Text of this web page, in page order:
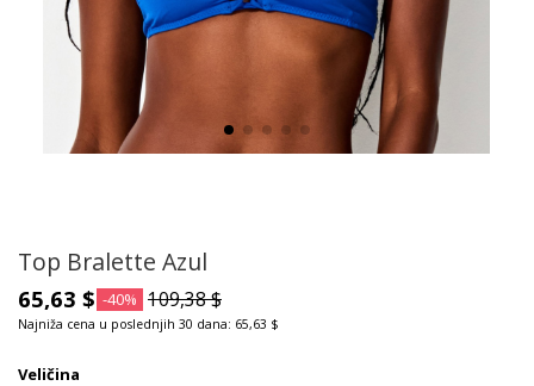
Top Bralette Azul
65,63 $ -40% 109,38 $
Najniža cena u poslednjih 30 dana: 65,63 $
Veličina